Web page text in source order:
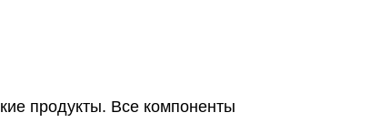
продукты. Все компоненты